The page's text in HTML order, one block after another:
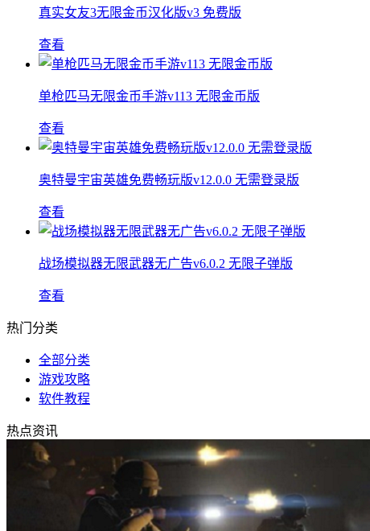
真实女友3无限金币汉化版v3 免费版
查看
单枪匹马无限金币手游v113 无限金币版
查看
奥特曼宇宙英雄免费畅玩版v12.0.0 无需登录版
查看
战场模拟器无限武器无广告v6.0.2 无限子弹版
查看
热门分类
全部分类
游戏攻略
软件教程
热点资讯